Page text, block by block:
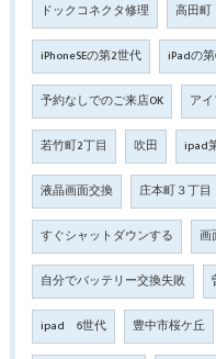
ドックコネクタ修理 高田町
iPhoneSEの第2世代 iPadの
予約なしでのご来店OK ア
若竹町2丁目 吹田 ipad
液晶画面交換 庄本町３丁目
すぐシャットダウンする 画
自分でバッテリー交換失敗
ipad 6世代 豊中市桜ケ丘